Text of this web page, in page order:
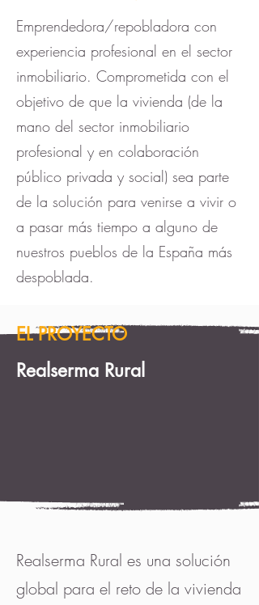
Emprendedora/repobladora con
experiencia profesional en el sector
inmobiliario. Comprometida con el
objetivo de que la vivienda (de la
mano del sector inmobiliario
profesional y en colaboración
público privada y social) sea parte
de la solución para venirse a vivir o
a pasar más tiempo a alguno de
nuestros pueblos de la España más
despoblada.
EL PROYECTO
Realserma Rural
Realserma Rural es una solución
global para el reto de la vivienda